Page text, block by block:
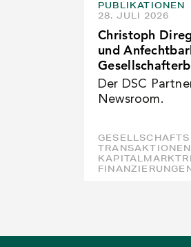
PUBLIKATIONEN
28. JULI 2026
Christoph
und
Der DSC
Newsroom.
TRANSAKTIONEN